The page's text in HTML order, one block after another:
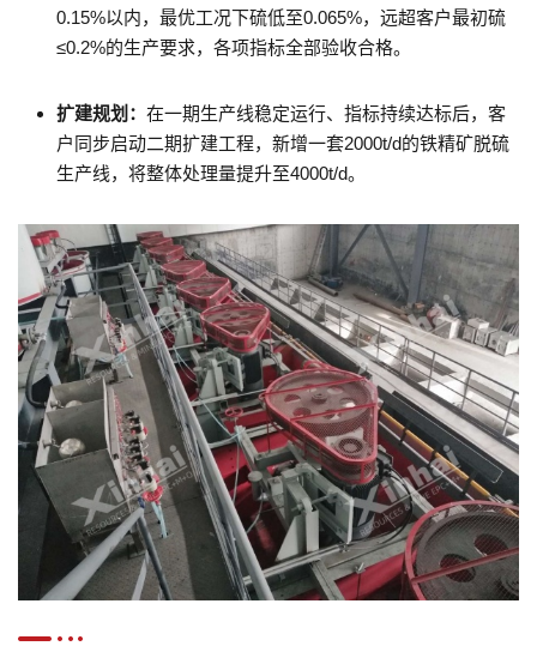
0.15%以内，最优工况下硫低至0.065%，远超客户最初硫
≤0.2%的生产要求，各项指标全部验收合格。
扩建规划： 在一期生产线稳定运行、指标持续达标后，客
户同步启动二期扩建工程，新增一套2000t/d的铁精矿脱硫
生产线，将整体处理量提升至4000t/d。